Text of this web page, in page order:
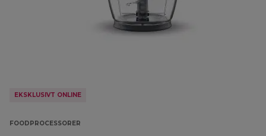
EKSKLUSIVT ONLINE
FOODPROCESSORER